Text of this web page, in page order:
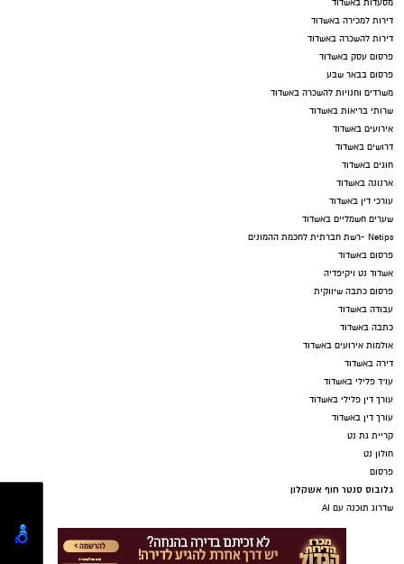
מסעדות באשדוד
דירות למכירה באשדוד
דירות להשכרה באשדוד
פרסום עסק באשדוד
פרסום בבאר שבע
משרדים וחנויות להשכרה באשדוד
שרותי בריאות באשדוד
אירועים באשדוד
דרושים באשדוד
חוגים באשדוד
ארנונה באשדוד
עורכי דין באשדוד
שערים חשמליים באשדוד
Netips -רשת חברתית לחכמת ההמונים
פרסום באשדוד
אשדוד נט ויקיפדיה
פרסום כתבה שיווקית
עבודה באשדוד
כתבה באשדוד
אולמות אירועים באשדוד
דירה באשדוד
עו"ד פלילי באשדוד
עורך דין פלילי באשדוד
עורך דין באשדוד
קריית גת נט
חולון נט
פרסום
גלובוס סנטר חוף אשקלון
שדרוג תוכנה עם AI